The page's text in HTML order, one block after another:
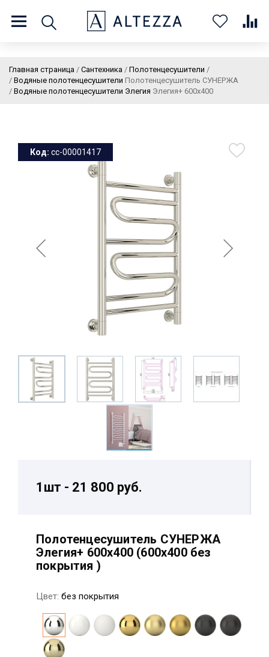
8 (800) 201 60 03 9:00 - 21:00 ПН-ВС
Главная страница / Сантехника / Полотенцесушители
/ Водяные полотенцесушители
/ Водяные полотенцесушители Элегия
/
Полотенцесушитель СУНЕРЖА
Элегия+ 600x400
Код: cc-00001417
1шт - 21 800 руб.
Полотенцесушитель СУНЕРЖА
Элегия+ 600x400 (600х400 без
покрытия )
Цвет: без покрытия